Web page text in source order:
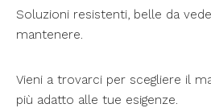
Soluzioni resistenti, belle da
mantenere.
Vieni a trovarci per scegliere il
più adatto alle tue esigenze.